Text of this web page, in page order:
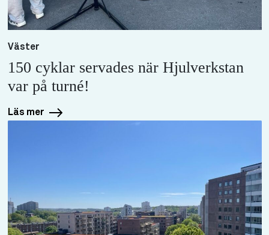
Väster
150 cyklar servades när Hjulverkstan
var på turné!
Läs mer